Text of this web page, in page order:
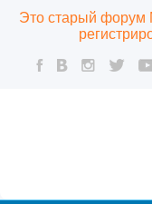
Это старый форум